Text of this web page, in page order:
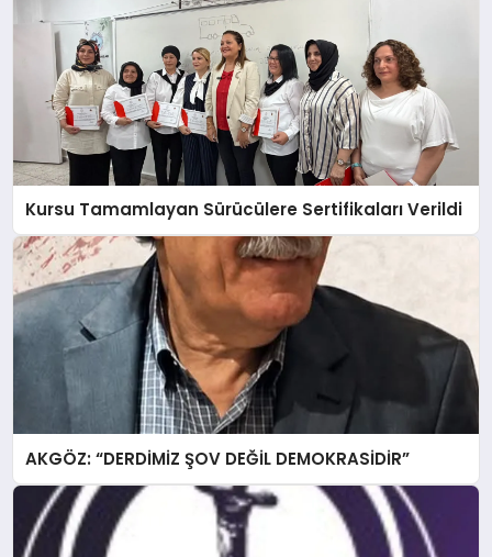
Kursu Tamamlayan Sürücülere Sertifikaları Verildi
AKGÖZ: “DERDİMİZ ŞOV DEĞİL DEMOKRASİDİR”